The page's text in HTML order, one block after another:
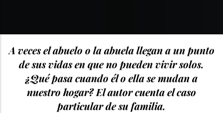
A veces el abuelo o la abuela llegan a un punto
de sus vidas en que no pueden vivir solos.
¿Qué pasa cuando él o ella se mudan a
nuestro hogar? El autor cuenta el caso
particular de su familia.